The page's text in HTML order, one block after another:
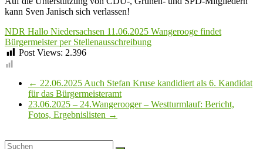
kann Sven Janisch sich verlassen!
NDR Hallo Niedersachsen 11.06.2025 Wangerooge findet
Bürgermeister per Stellenausschreibung
Post Views: 2.396
← 22.06.2025 Auch Stefan Kruse kandidiert als 6. Kandidat
für das Bürgermeisteramt
23.06.2025 – 24.Wangerooger – Westturmlauf: Bericht,
Fotos, Ergebnislisten →